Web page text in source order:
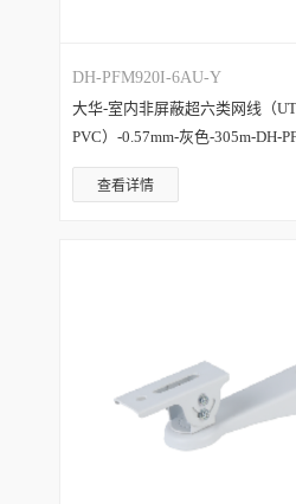
DH-PFM920I-6AU-Y
大华-室内非屏蔽超六类网线（
PVC）-0.57mm-灰色-305m-DH-
查看详情